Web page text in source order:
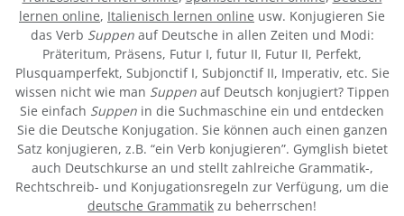
lernen online, Italienisch lernen online usw. Konjugieren Sie
das Verb Suppenauf Deutsche in allen Zeiten und Modi:
Präteritum, Präsens, Futur I, futur II, Futur II, Perfekt,
Plusquamperfekt, Subjonctif I, Subjonctif II, Imperativ, etc. Sie
wissen nicht wie man Suppenauf Deutsch konjugiert? Tippen
Sie einfach Suppen in die Suchmaschine ein und entdecken
Sie die Deutsche Konjugation. Sie können auch einen ganzen
Satz konjugieren, z.B. “ein Verb konjugieren”. Gymglish bietet
auch Deutschkurse an und stellt zahlreiche Grammatik-,
Rechtschreib- und Konjugationsregeln zur Verfügung, um die
deutsche Grammatik zu beherrschen!